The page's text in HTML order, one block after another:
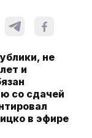
не
и
со сдачей
в эфире